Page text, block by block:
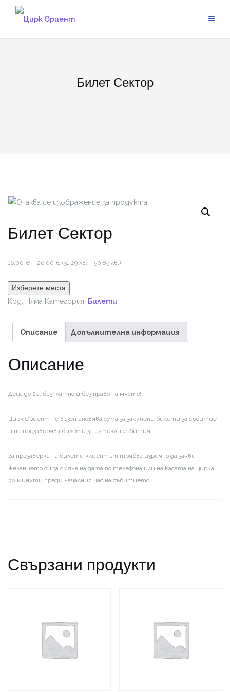
Билет Сектор
Билет Сектор
16,00 € – 26,00 € Price
16,00 €
through
(31.29 лв. – 50.85 лв.)
Изберете места
Код: Няма Категория: Билети
Описание Допълнителна информация
Описание
Деца до 2г. безплатно и без право на място!
Цирк Ориент не възстановява сума за закупени билети за събитие
и не презаверява билети за изтекли събития.
За презаверка на билети клиентът трябва изрично да заяви
желанието си за смяна на дата по телефона или на касата на цирка
30 минути преди началния час на събитието.
Свързани продукти